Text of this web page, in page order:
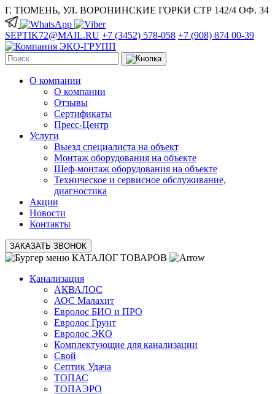
Г. ТЮМЕНЬ, УЛ. ВОРОНИНСКИЕ ГОРКИ СТР 142/4 ОФ. 34
SEPTIK72@MAIL.RU +7 (3452) 578-058 +7 (908) 874 00-39
О компании
О компании
Отзывы
Сертификаты
Пресс-Центр
Услуги
Выезд специалиста на объект
Монтаж оборудования на объекте
Шеф-монтаж оборудования на объекте
Техническое и сервисное обслуживание,
диагностика
Акции
Новости
Контакты
ЗАКАЗАТЬ ЗВОНОК
КАТАЛОГ ТОВАРОВ
Канализация
АКВАЛОС
АОС Малахит
Евролос БИО и ПРО
Евролос Грунт
Евролос ЭКО
Комплектующие для канализации
Свой
Септик Удача
ТОПАС
ТОПАЭРО